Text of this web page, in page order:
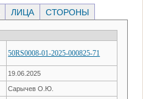
ЛИЦА СТОРОНЫ
50RS0008-01-2025-000825-71
19.06.2025
Сарычев О.Ю.